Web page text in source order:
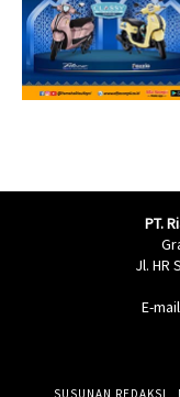
PT.
Jl. HR
E-